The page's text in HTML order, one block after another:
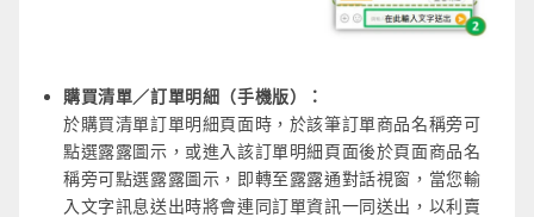
購買清單／訂單明細（手機版）：
於購買清單訂單明細頁面時，於該筆訂單商品名稱旁可
點選露露圖示，或進入該訂單明細頁面後於頁面商品名
稱旁可點選露露圖示，即轉至露露通對話視窗，當您輸
入文字訊息送出時將會連同訂單資訊一同送出，以利賣